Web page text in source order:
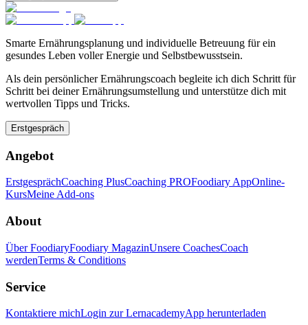
Smarte Ernährungsplanung und individuelle Betreuung für ein
gesundes Leben voller Energie und Selbstbewusstsein.
Als dein persönlicher Ernährungscoach begleite ich dich Schritt für
Schritt bei deiner Ernährungsumstellung und unterstütze dich mit
wertvollen Tipps und Tricks.
Erstgespräch
Angebot
ErstgesprächCoaching PlusCoaching PROFoodiary AppOnline-
KursMeine Add-ons
About
Über FoodiaryFoodiary MagazinUnsere CoachesCoach
werdenTerms & Conditions
Service
Kontaktiere michLogin zur LernacademyApp herunterladen